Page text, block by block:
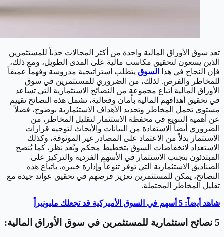
تعد سوق الأوراق المالية واحدة من أكثر المجالات جذباً للمستثمرين
الذين يسعون لتحقيق مكاسب مالية على المدى الطويل، ومع ذلك،
فإن النجاح في هذا
السوق يتطلب استراتيجية مدروسة وفهماً عميقاً
للمخاطر والفرص. لذلك، من الضروري للمستثمرين في سوق
الأوراق المالية اتباع مجموعة من النصائح الاستثمارية التي تساعد
في تحقيق أهدافهم المالية بأمان وفعالية، تشمل هذه النصائح تقييم
مستوى تحمل المخاطر وتحديد الأهداف الاستثمارية بوضوح، فضلاً
عن أهمية التنويع في محفظة الاستثمار لتقليل المخاطر، من
الضروري أيضاً الاستفادة من البيانات والأبحاث لتوجيه قرارات
الاستثمار بدلاً من الاعتماد على المصادر غير الموثوقة، وكذلك
الاستعداد لانخفاضات السوق بتخطيط محكم وبُعد نظر، كما يُنصح
المبتدئون بتجنب الاستثمار في الأسهم الفردية والتركيز على
الصناديق الاستثمارية التي توفر تنوعاً وإدارة خبيره، باتباع هذه
النصائح، يمكن للمستثمرين تعزيز فرصهم في تحقيق عوائد جيدة مع
تقليل المخاطر المحتملة.
شاهد أيضاً: 5 أسهم في السوق الأميركية قد تجعلك مليونيراً
5 نصائح استثمارية للمستثمرين في سوق الأوراق المالية: